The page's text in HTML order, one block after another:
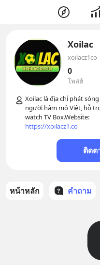
Xoilac
xoilacz1co
0
โพสต์
Xoilac là địa chỉ phát
người hâm mộ Việt, hỗ
https://xoilacz1.co
ติดต
หน้าหลัก คำถาม